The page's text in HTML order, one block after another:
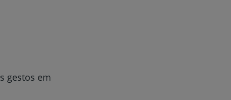
gestos em